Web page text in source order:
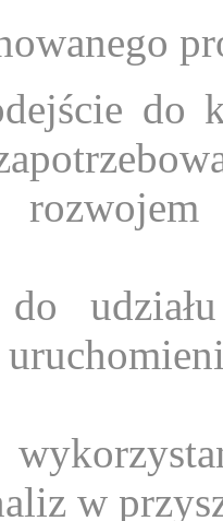
do
do
w